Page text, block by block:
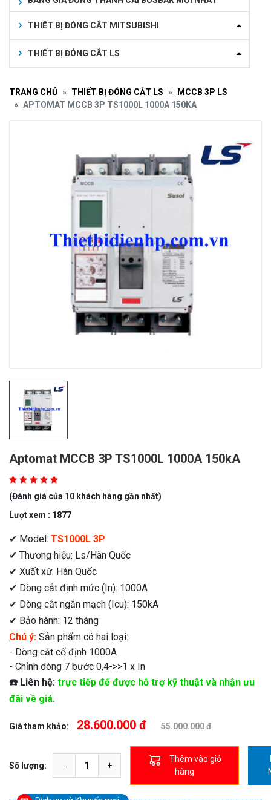
THIẾT BỊ ĐÓNG CẮT MITSUBISHI
THIẾT BỊ ĐÓNG CẮT LS
TRANG CHỦ THIẾT BỊ ĐÓNG CẮT LS
MCCB 3P LS
APTOMAT MCCB 3P TS1000L 1000A 150KA
Aptomat MCCB 3P TS1000L 1000A 150kA
(Đánh giá của 10 khách hàng gần nhất)
Lượt xem : 1877
✔ Model: TS1000L 3P
✔ Thương hiệu: Ls/Hàn Quốc
✔ Xuất xứ: Hàn Quốc
✔ Dòng cắt định mức (In): 1000A
✔ Dòng cắt ngắn mạch (Icu): 150kA
✔ Bảo hành: 12 tháng
Chú ý: Sản phẩm có hai loại:
- Dòng cắt cố định 1000A
- Chỉnh dòng 7 bước 0,4->>1 x In
☎️ Liên hệ: trực tiếp để được hỗ trợ kỹ thuật và nhận ưu
đãi về giá.
Giá tham khảo: 28.600.000 đ 55.000.000 đ
Số lượng:
Thêm vào giỏ
hàng